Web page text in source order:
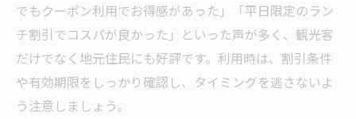
でもクーポン利用でお得感があった」「平日限定のラン
チ割引でコスパが良かった」といった声が多く、観光客
だけでなく地元住民にも好評です。利用時は、割引条件
や有効期限をしっかり確認し、タイミングを逃さないよ
う注意しましょう。